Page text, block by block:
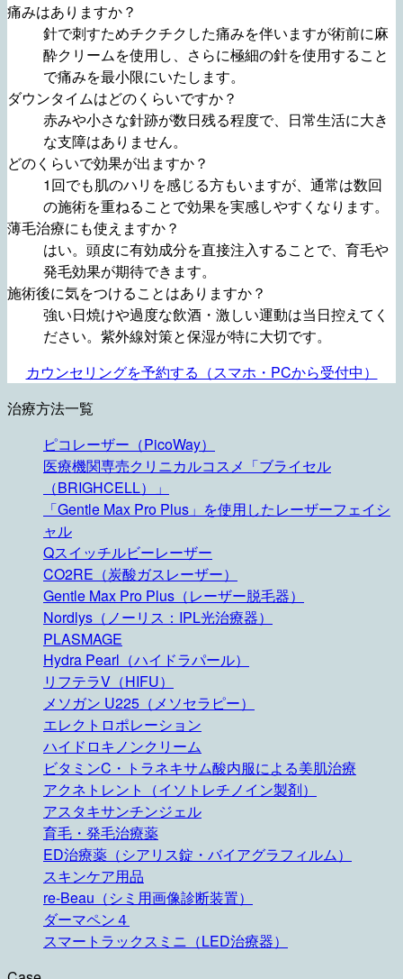
痛みはありますか？
針で刺すためチクチクした痛みを伴いますが術前に麻
酔クリームを使用し、さらに極細の針を使用すること
で痛みを最小限にいたします。
ダウンタイムはどのくらいですか？
赤みや小さな針跡が数日残る程度で、日常生活に大き
な支障はありません。
どのくらいで効果が出ますか？
1回でも肌のハリを感じる方もいますが、通常は数回
の施術を重ねることで効果を実感しやすくなります。
薄毛治療にも使えますか？
はい。頭皮に有効成分を直接注入することで、育毛や
発毛効果が期待できます。
施術後に気をつけることはありますか？
強い日焼けや過度な飲酒・激しい運動は当日控えてく
ださい。紫外線対策と保湿が特に大切です。
カウンセリングを予約する（スマホ・PCから受付中）
治療方法一覧
ピコレーザー（PicoWay）
医療機関専売クリニカルコスメ「ブライセル
（BRIGHCELL）」
「Gentle Max Pro Plus」を使用したレーザーフェイシ
ャル
Qスイッチルビーレーザー
CO2RE（炭酸ガスレーザー）
Gentle Max Pro Plus（レーザー脱毛器）
Nordlys（ノーリス：IPL光治療器）
PLASMAGE
Hydra Pearl（ハイドラパール）
リフテラV（HIFU）
メソガン U225（メソセラピー）
エレクトロポレーション
ハイドロキノンクリーム
ビタミンC・トラネキサム酸内服による美肌治療
アクネトレント（イソトレチノイン製剤）
アスタキサンチンジェル
育毛・発毛治療薬
ED治療薬（シアリス錠・バイアグラフィルム）
スキンケア用品
re-Beau（シミ用画像診断装置）
ダーマペン４
スマートラックスミニ（LED治療器）